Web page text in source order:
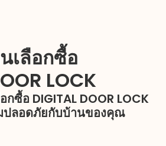
เลือกซื้อ
LOCK
กซื้อ DIGITAL DOOR LOCK
ปลอดภัยกับบ้านของคุณ